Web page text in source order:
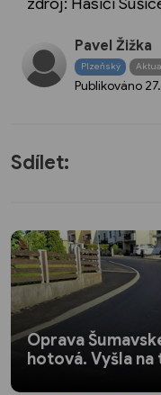
Pavel Žižka
Plzeňský
Publikováno
Sdílet:
Oprava
hotová. Vyšla